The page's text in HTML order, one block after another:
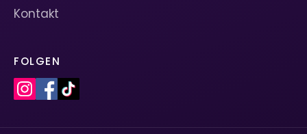
Kontakt
FOLGEN